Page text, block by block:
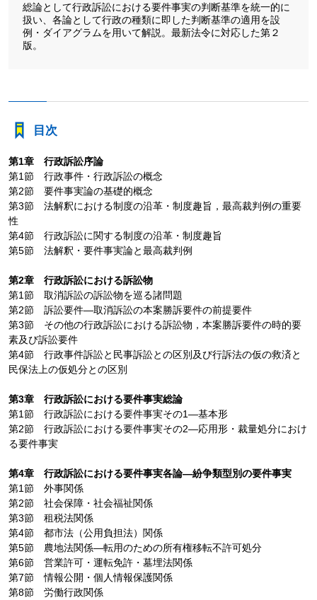
総論として行政訴訟における要件事実の判断基準を統一的に
扱い、各論として行政の種類に即した判断基準の適用を設
例・ダイアグラムを用いて解説。最新法令に対応した第２
版。
目次
第1章 行政訴訟序論
第1節 行政事件・行政訴訟の概念
第2節 要件事実論の基礎的概念
第3節 法解釈における制度の沿革・制度趣旨，最高裁判例の重要
性
第4節 行政訴訟に関する制度の沿革・制度趣旨
第5節 法解釈・要件事実論と最高裁判例
第2章 行政訴訟における訴訟物
第1節 取消訴訟の訴訟物を巡る諸問題
第2節 訴訟要件―取消訴訟の本案勝訴要件の前提要件
第3節 その他の行政訴訟における訴訟物，本案勝訴要件の時的要
素及び訴訟要件
第4節 行政事件訴訟と民事訴訟との区別及び行訴法の仮の救済と
民保法上の仮処分との区別
第3章 行政訴訟における要件事実総論
第1節 行政訴訟における要件事実その1―基本形
第2節 行政訴訟における要件事実その2―応用形・裁量処分におけ
る要件事実
第4章 行政訴訟における要件事実各論―紛争類型別の要件事実
第1節 外事関係
第2節 社会保障・社会福祉関係
第3節 租税法関係
第4節 都市法（公用負担法）関係
第5節 農地法関係―転用のための所有権移転不許可処分
第6節 営業許可・運転免許・墓埋法関係
第7節 情報公開・個人情報保護関係
第8節 労働行政関係